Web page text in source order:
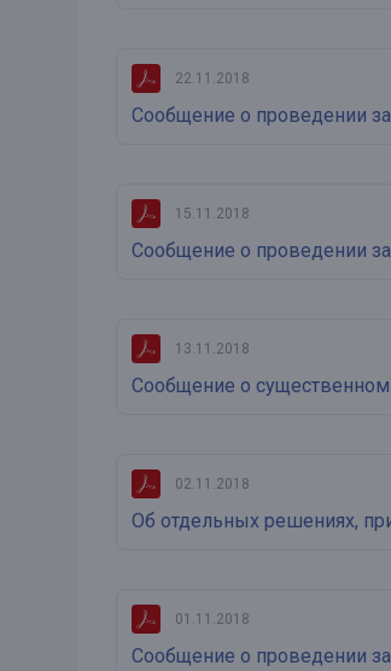
22.11.2018
Сообщение о проведении
15.11.2018
Сообщение о проведении
13.11.2018
Сообщение о существенном
02.11.2018
Об отдельных решениях,
01.11.2018
Сообщение о проведении